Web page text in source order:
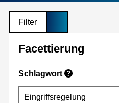
Filter
Facettierung
Schlagwort ?